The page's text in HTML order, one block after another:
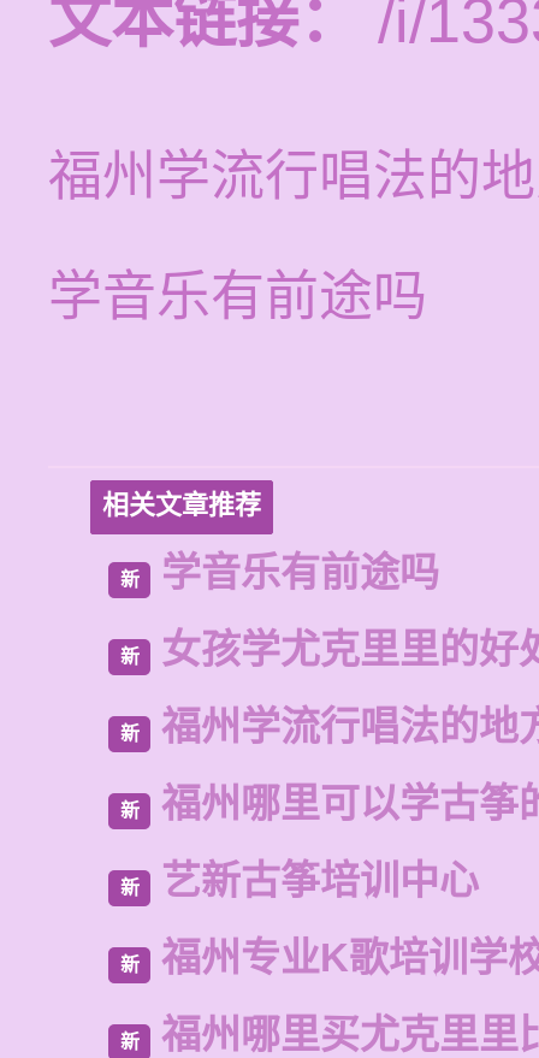
文本链接： /i/
福州学流行唱法的
学音乐有前途吗
相关文章推荐
新 学音乐有前途吗
新 女孩学尤克里里的好
新 福州学流行唱法的地
新 福州哪里可以学古筝
新 艺新古筝培训中心
新 福州专业K歌培训学
新 福州哪里买尤克里里